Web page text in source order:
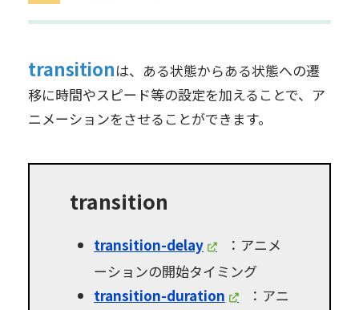
transitionは、ある状態からある状態への遷
移に時間やスピード等の設定を加えることで、ア
ニメーションをさせることができます。
transition
transition-delay
：アニメ
ーションの開始タイミング
transition-duration
：アニ